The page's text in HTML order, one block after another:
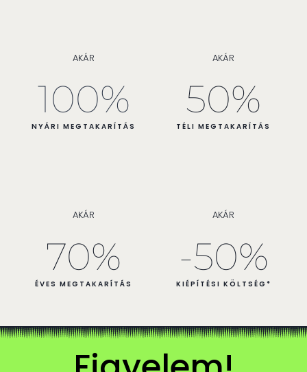
AKÁR
NYÁRI MEGTAKARÍTÁS
100%
AKÁR
TÉLI MEGTAKARÍTÁS
50%
AKÁR
ÉVES MEGTAKARÍTÁS
70%
AKÁR
KIÉPÍTÉSI KÖLTSÉG*
-50%